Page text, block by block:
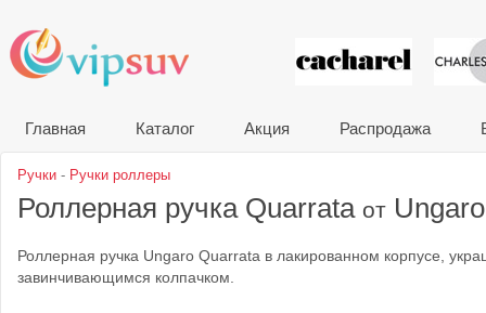
VIP
Главная Каталог Акция Распродажа
Ручки - Ручки роллеры
Роллерная ручка Quarrata от Ungaro
Роллерная ручка Ungaro Quarrata в лакированном корпусе,
завинчивающимся колпачком.